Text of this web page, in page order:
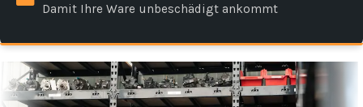
Damit Ihre Ware unbeschädigt ankommt